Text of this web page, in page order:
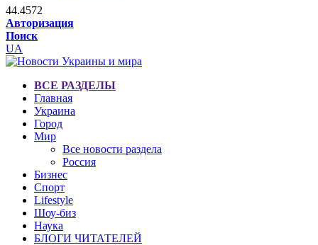
44.4572
Авторизация
Поиск
UA
ВСЕ РАЗДЕЛЫ
Главная
Украина
Город
Мир
Все новости раздела
Россия
Бизнес
Спорт
Lifestyle
Шоу-биз
Наука
БЛОГИ ЧИТАТЕЛЕЙ